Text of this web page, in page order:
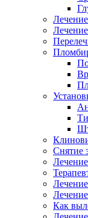
Снятие
Как